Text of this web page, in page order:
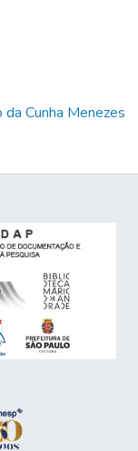
Cunha Menezes